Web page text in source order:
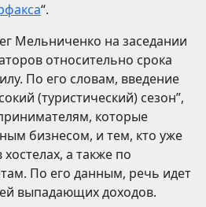
“.
Мельниченко на заседании
относительно срока
По его словам, введение
(туристический) сезон”,
которые
бизнесом, и тем, кто уже
а также по
По его данным, речь идет
выпадающих доходов.